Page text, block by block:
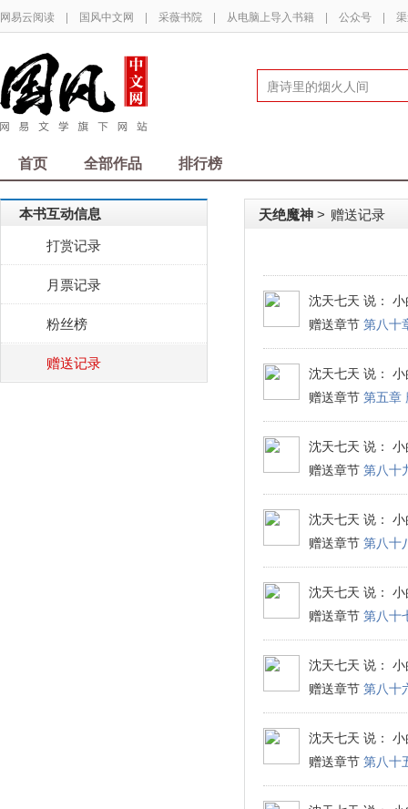
网易云阅读 | 国风中文网 | 采薇书院 | 从电脑上导入书籍 | 公众号 |
首页 全部作品 排行榜
本书互动信息
打赏记录
月票记录
粉丝榜
赠送记录
天绝魔神 > 赠送记录
沈天七天 说：
赠送章节 第八十
沈天七天 说：
赠送章节 第五章
沈天七天 说：
赠送章节 第八十
沈天七天 说：
赠送章节 第八十
沈天七天 说：
赠送章节 第八十
沈天七天 说：
赠送章节 第八十
沈天七天 说：
赠送章节 第八十